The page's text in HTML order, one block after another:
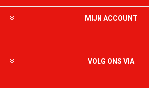
MIJN ACCOUNT
VOLG ONS VIA